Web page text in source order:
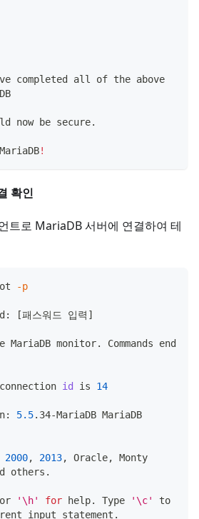
ve completed all of the above
now be secure.
!
확인
트로 MariaDB 서버에 연결하여 테
-p
[패스워드 입력 ]
MariaDB monitor. Commands end
id is 14
5.5.34-MariaDB MariaDB
2000, 2013, Oracle, Monty
others.
or '\h' for help. Type '\c'
input statement.